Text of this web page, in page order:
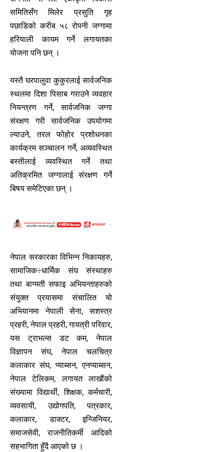
समितिसँग मिलेर प्रसुति गृह
पछाडिको करीब ५८ रोपनी जग्गामा
हरियाली कायम गर्ने लगायतका
योजना पनि छन् ।
यस्तै घरपालुवा कुकुरलाई सार्वजनिक
स्थलमा दिशा पिसाब गराउने व्यवहार
नियन्त्रण गर्ने, सार्वजनिक जग्गा
संरक्षण गरी सार्वजनिक उपयोगमा
ल्याउने, तरल फोहोर प्रशोधनका
कार्यक्रम सञ्चालन गर्ने, अव्यवस्थित
बस्तीलाई व्यवस्थित गर्ने तथा
अतिक्रमित जग्गालाई संरक्षण गर्ने
बिषय समेटिएका छन् ।
नेपाल सरकारका विभिन्न निकायहरु,
सामाजिक÷धार्मिक संघ संस्थाहरु
तथा बाग्मती सफाइ अभियन्ताहरुको
संयुक्त प्रयासमा संचालित यो
अभियानमा नेपाली सेना, सशस्त्र
प्रहरी, नेपाल प्रहरी, गायत्री परिवार,
यस ट्राभल्स डट कम, नेपाल
विज्ञापन संघ, नेपाल चलचित्र
कलाकार संघ, प्याब्सन, एनप्याब्सन,
नेपाल टेलिकम, लगायत लाखौंको
संख्यामा विद्यार्थी, शिक्षक, कर्मचारी,
व्यवसायी, उद्योगपति, पत्रकार,
कलाकार, डाक्टर, इन्जिनियर,
समाजसेवी, राजनीतिकर्मी आदिको
सहभागिता हुँदै आएको छ ।